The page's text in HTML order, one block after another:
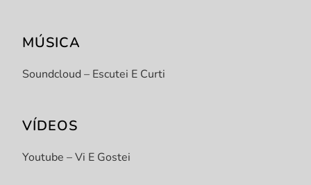
MÚSICA
Soundcloud – Escutei E Curti
VÍDEOS
Youtube – Vi E Gostei